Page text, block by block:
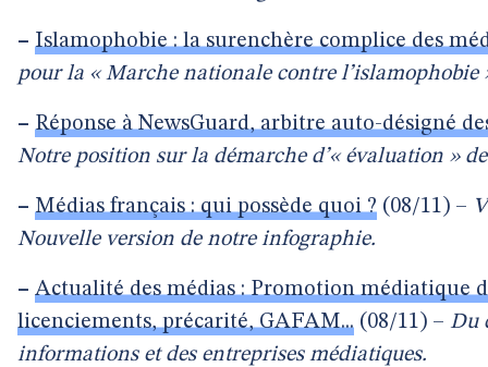
– Islamophobie : la surenchère complice des
pour la « Marche nationale contre l’islamophobie
– Réponse à NewsGuard, arbitre auto-désigné
Notre position sur la démarche d’« évaluation »
– Médias français : qui possède quoi ? (08/11) –
Nouvelle version de notre infographie.
– Actualité des médias : Promotion médiatique
licenciements, précarité, GAFAM... (08/11) – Du
informations et des entreprises médiatiques.